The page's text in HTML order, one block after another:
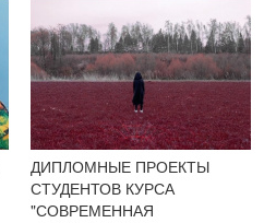
ДИПЛОМНЫЕ ПРОЕКТЫ
СТУДЕНТОВ КУРСА
"СОВРЕМЕННАЯ